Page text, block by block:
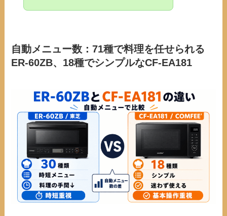
自動メニュー数：71種で料理を任せられる
ER-60ZB、18種でシンプルなCF-EA181